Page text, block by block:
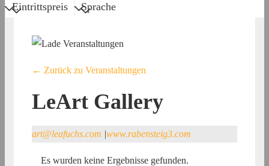
Eintrittspreis
Sprache
← Zurück zu Veranstaltungen
LeArt Gallery
art@leafuchs.com |www.rabensteig3.com
Es wurden keine Ergebnisse gefunden.